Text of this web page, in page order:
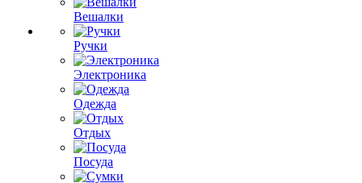
Вешалки
Ручки
Электроника
Одежда
Отдых
Посуда